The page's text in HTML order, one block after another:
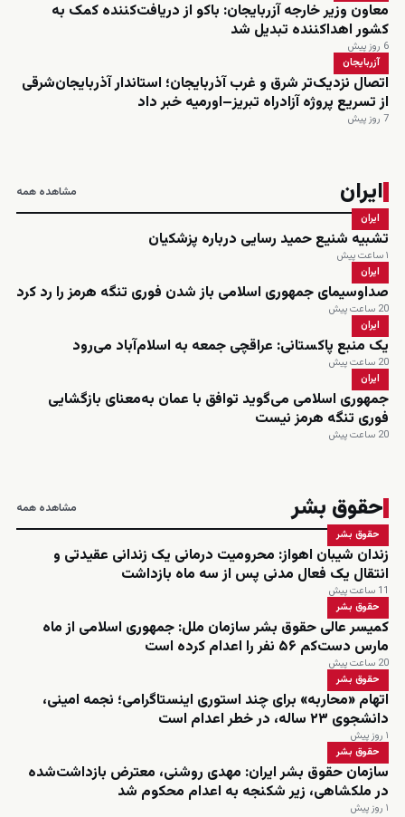
معاون وزیر خارجه آزربایجان: باکو از دریافت‌کننده کمک به
کشور اهداکننده تبدیل شد
6 روز پیش
آزربایجان
اتصال نزدیک‌تر شرق و غرب آذربایجان؛ استاندار آذربایجان‌شرقی
از تسریع پروژه آزادراه تبریز–اورمیه خبر داد
7 روز پیش
ایران مشاهده همه
ایران
تشبیه شنیع حمید رسایی درباره پزشکیان
۱ ساعت پیش
ایران
صداوسیمای جمهوری اسلامی باز شدن فوری تنگه هرمز را رد کرد
20 ساعت پیش
ایران
یک منبع پاکستانی: عراقچی جمعه به اسلام‌آباد می‌رود
20 ساعت پیش
ایران
جمهوری اسلامی می‌گوید توافق با عمان به‌معنای بازگشایی
فوری تنگه هرمز نیست
20 ساعت پیش
حقوق بشر مشاهده همه
حقوق بشر
زندان شیبان اهواز: محرومیت درمانی یک زندانی عقیدتی و
انتقال یک فعال مدنی پس از سه ماه بازداشت
11 ساعت پیش
حقوق بشر
کمیسر عالی حقوق بشر سازمان ملل: جمهوری اسلامی از ماه
مارس دست‌کم ۵۶ نفر را اعدام کرده است
20 ساعت پیش
حقوق بشر
اتهام «محاربه» برای چند استوری اینستاگرامی؛ نجمه امینی،
دانشجوی ۲۳ ساله، در خطر اعدام است
۱ روز پیش
حقوق بشر
سازمان حقوق بشر ایران: مهدی روشنی، معترض بازداشت‌شده
در ملکشاهی، زیر شکنجه به اعدام محکوم شد
۱ روز پیش